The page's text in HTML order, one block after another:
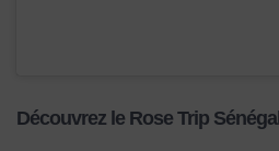
Découvrez le Rose Trip Sénégal